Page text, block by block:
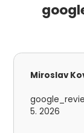
Miroslav
5. 2026